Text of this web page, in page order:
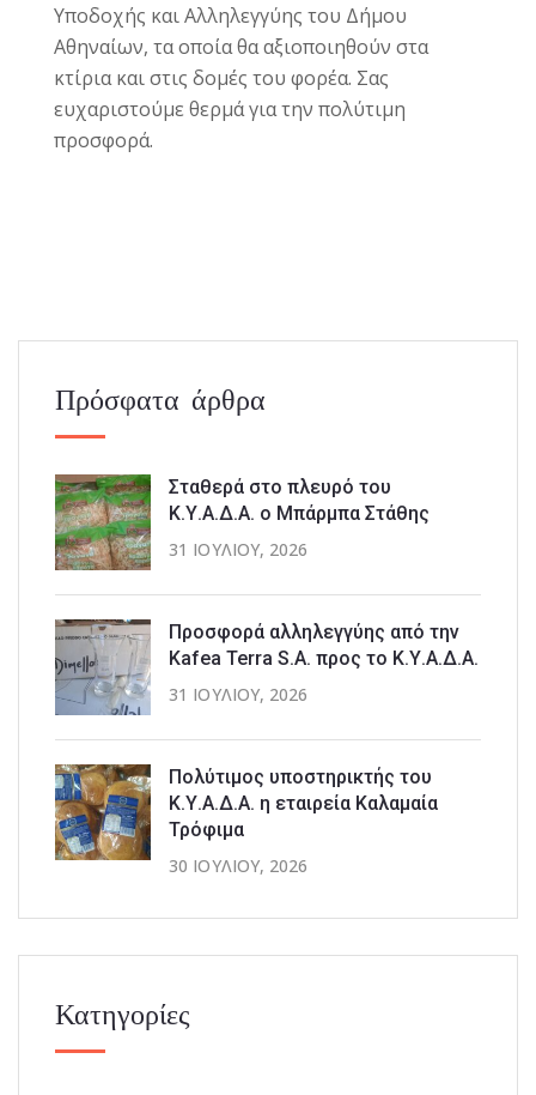
Υποδοχής και Αλληλεγγύης του Δήμου
Αθηναίων, τα οποία θα αξιοποιηθούν στα
κτίρια και στις δομές του φορέα. Σας
ευχαριστούμε θερμά για την πολύτιμη
προσφορά.
Πρόσφατα άρθρα
Σταθερά στο πλευρό του
Κ.Υ.Α.Δ.Α. ο Μπάρμπα Στάθης
31 ΙΟΥΛΊΟΥ, 2026
Προσφορά αλληλεγγύης από την
Kafea Terra S.A. προς το Κ.Υ.Α.Δ.Α.
31 ΙΟΥΛΊΟΥ, 2026
Πολύτιμος υποστηρικτής του
Κ.Υ.Α.Δ.Α. η εταιρεία Καλαμαία
Τρόφιμα
30 ΙΟΥΛΊΟΥ, 2026
Κατηγορίες